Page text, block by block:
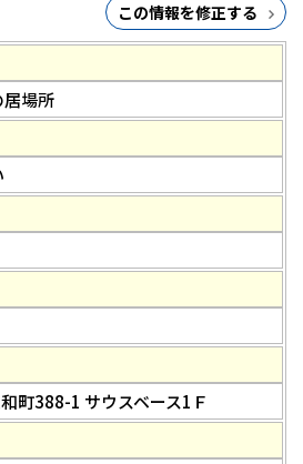
この情報を修正する
居場所
町388-1 サウスベース1Ｆ